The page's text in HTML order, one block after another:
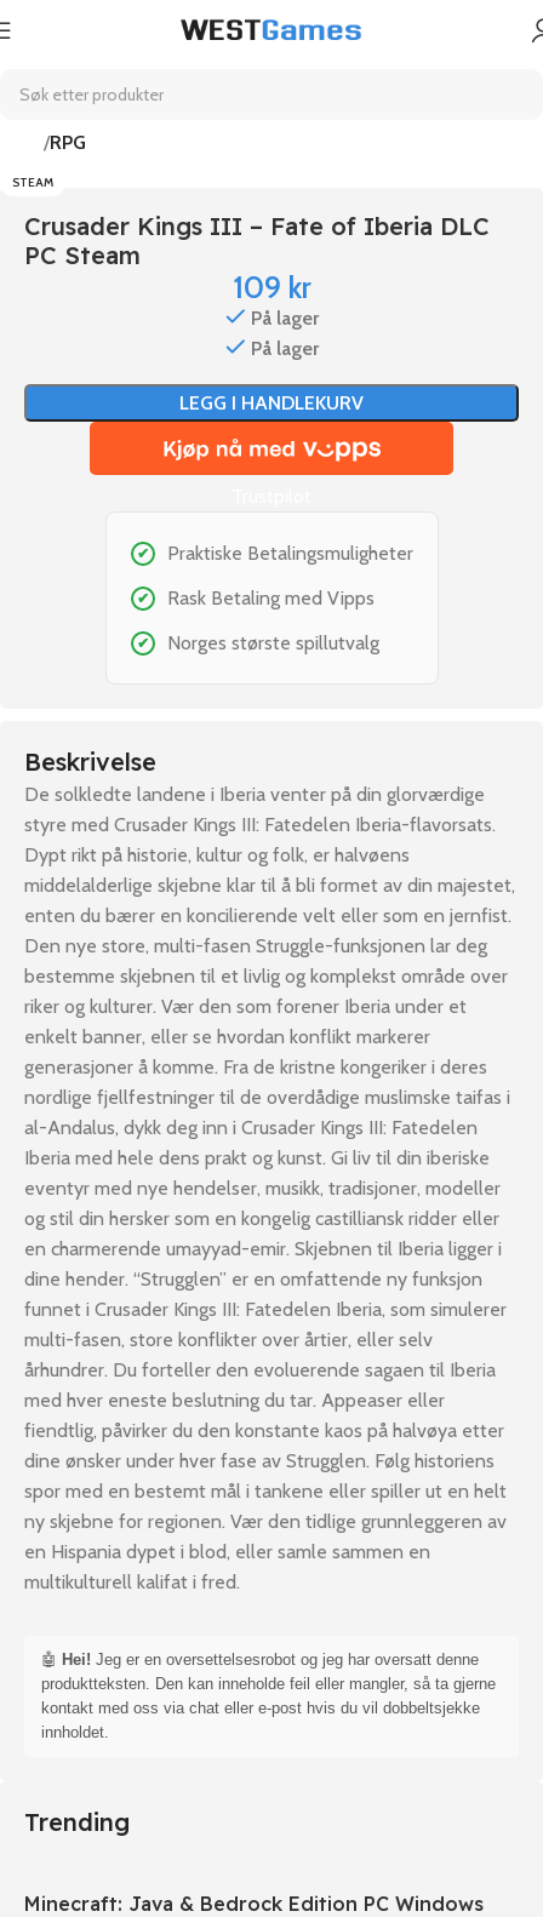
RPG
STEAM
Crusader Kings III – Fate of Iberia DLC
PC Steam
109 kr
På lager
På lager
LEGG I HANDLEKURV
✔ Praktiske Betalingsmuligheter
✔ Rask Betaling med Vipps
✔ Norges største spillutvalg
Beskrivelse
De solkledte landene i Iberia venter på din glorværdige
styre med Crusader Kings III: Fatedelen Iberia-flavorsats.
Dypt rikt på historie, kultur og folk, er halvøens
middelalderlige skjebne klar til å bli formet av din majestet,
enten du bærer en koncilierende velt eller som en jernfist.
Den nye store, multi-fasen Struggle-funksjonen lar deg
bestemme skjebnen til et livlig og komplekst område over
riker og kulturer. Vær den som forener Iberia under et
enkelt banner, eller se hvordan konflikt markerer
generasjoner å komme. Fra de kristne kongeriker i deres
nordlige fjellfestninger til de overdådige muslimske taifas i
al-Andalus, dykk deg inn i Crusader Kings III: Fatedelen
Iberia med hele dens prakt og kunst. Gi liv til din iberiske
eventyr med nye hendelser, musikk, tradisjoner, modeller
og stil din hersker som en kongelig castilliansk ridder eller
en charmerende umayyad-emir. Skjebnen til Iberia ligger i
dine hender. “Strugglen” er en omfattende ny funksjon
funnet i Crusader Kings III: Fatedelen Iberia, som simulerer
multi-fasen, store konflikter over årtier, eller selv
århundrer. Du forteller den evoluerende sagaen til Iberia
med hver eneste beslutning du tar. Appeaser eller
fiendtlig, påvirker du den konstante kaos på halvøya etter
dine ønsker under hver fase av Strugglen. Følg historiens
spor med en bestemt mål i tankene eller spiller ut en helt
ny skjebne for regionen. Vær den tidlige grunnleggeren av
en Hispania dypet i blod, eller samle sammen en
multikulturell kalifat i fred.
🤖 Hei! Jeg er en oversettelsesrobot og jeg har oversatt denne
produktteksten. Den kan inneholde feil eller mangler, så ta gjerne
kontakt med oss via chat eller e-post hvis du vil dobbeltsjekke
innholdet.
Trending
Minecraft: Java & Bedrock Edition PC Windows